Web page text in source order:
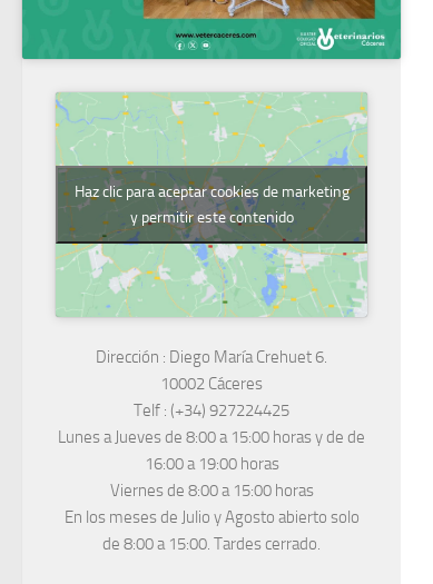
Haz clic para aceptar cookies de marketing
y permitir este contenido
Dirección : Diego María Crehuet 6.
10002 Cáceres
Telf : (+34) 927224425
Lunes a Jueves de 8:00 a 15:00 horas y de de
16:00 a 19:00 horas
Viernes de 8:00 a 15:00 horas
En los meses de Julio y Agosto abierto solo
de 8:00 a 15:00. Tardes cerrado.